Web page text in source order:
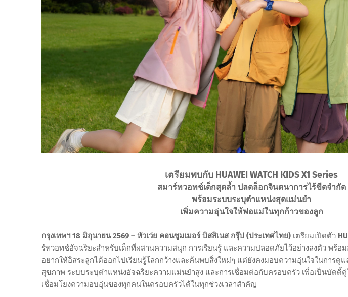
เตรียมพบกับ HUAWEI WATCH KIDS X1 Series
สมาร์ทวอทช์เด็กสุดล้ำ ปลดล็อกจินตนาการไร้ขีดจำกัด
พร้อมระบบระบุตำแหน่งสุดแม่นยำ
เพิ่มความอุ่นใจให้พ่อแม่ในทุกก้าวของลูก
กรุงเทพฯ 18 มิถุนายน 2569 – หัวเว่ย คอนซูมเมอร์ บิสสิเนส กรุ๊ป (ประเทศไทย) เตรียมเปิดตัว
ร์ทวอทช์อัจฉริยะสำหรับเด็กที่ผสานความสนุก การเรียนรู้ และความปลอดภัยไว้อย่างลงตัว พร้
อยากให้อิสระลูกได้ออกไปเรียนรู้โลกกว้างและค้นพบสิ่งใหม่ๆ แต่ยังคงมอบความอุ่นใจในการดู
สุขภาพ ระบบระบุตำแหน่งอัจฉริยะความแม่นยำสูง และการเชื่อมต่อกับครอบครัว เพื่อเป็นบัดดี้
เชื่อมโยงความอบอุ่นของทุกคนในครอบครัวได้ในทุกช่วงเวลาสำคัญ